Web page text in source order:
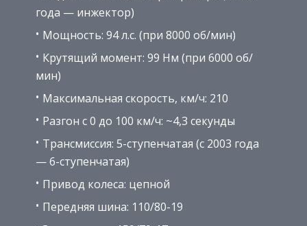
года — инжектор)
Мощность: 94 л.с. (при 8000 об/мин)
Крутящий момент: 99 Нм (при 6000 об/
мин)
Максимальная скорость, км/ч: 210
Разгон с 0 до 100 км/ч: ~4,3 секунды
Трансмиссия: 5-ступенчатая (с 2003 года
— 6-ступенчатая)
Привод колеса: цепной
Передняя шина: 110/80-19